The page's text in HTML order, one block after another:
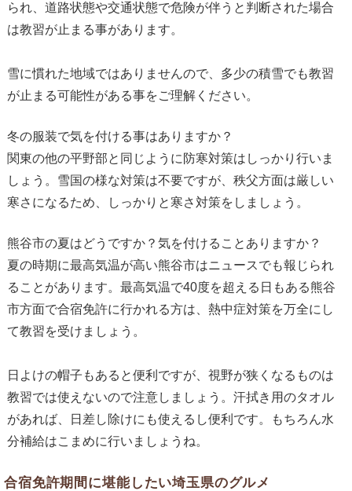
られ、道路状態や交通状態で危険が伴うと判断された場合
は教習が止まる事があります。
雪に慣れた地域ではありませんので、多少の積雪でも教習
が止まる可能性がある事をご理解ください。
冬の服装で気を付ける事はありますか？
関東の他の平野部と同じように防寒対策はしっかり行いま
しょう。雪国の様な対策は不要ですが、秩父方面は厳しい
寒さになるため、しっかりと寒さ対策をしましょう。
熊谷市の夏はどうですか？気を付けることありますか？
夏の時期に最高気温が高い熊谷市はニュースでも報じられ
ることがあります。最高気温で40度を超える日もある熊谷
市方面で合宿免許に行かれる方は、熱中症対策を万全にし
て教習を受けましょう。
日よけの帽子もあると便利ですが、視野が狭くなるものは
教習では使えないので注意しましょう。汗拭き用のタオル
があれば、日差し除けにも使えるし便利です。もちろん水
分補給はこまめに行いましょうね。
合宿免許期間に堪能したい埼玉県のグルメ